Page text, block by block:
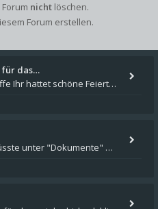
nicht löschen.
Forum erstellen.
das…
Hallo zusammen, ich hoffe Ihr hattet schöne Feiertage und kommt auch gut ins neue Jahr. Ich schreibe hier kurz zur Infor
Wenn das Speil installiert ist, müsste unter "Dokumente" auf Deinem Rechner ein Verzeichnis "blade of destiny" sein. Dar